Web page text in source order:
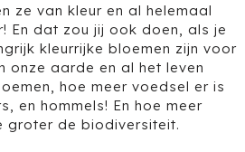
ze van kleur en al helemaal
En dat zou jij ook doen, als je
kleurrijke bloemen zijn voor
onze aarde en al het leven
hoe meer voedsel er is
en hommels! En hoe meer
groter de biodiversiteit.